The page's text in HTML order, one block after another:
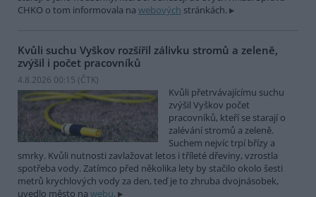
CHKO o tom informovala na webových stránkách.
Kvůli suchu Vyškov rozšířil zálivku stromů a zeleně,
zvýšil i počet pracovníků
4.8.2026 00:15 (ČTK)
Kvůli přetrvávajícímu suchu
zvýšil Vyškov počet
pracovníků, kteří se starají o
zalévání stromů a zeleně.
Suchem nejvíc trpí břízy a
smrky. Kvůli nutnosti zavlažovat letos i tříleté dřeviny, vzrostla
spotřeba vody. Zatímco před několika lety by stačilo okolo šesti
metrů krychlových vody za den, teď je to zhruba dvojnásobek,
uvedlo město na webu.